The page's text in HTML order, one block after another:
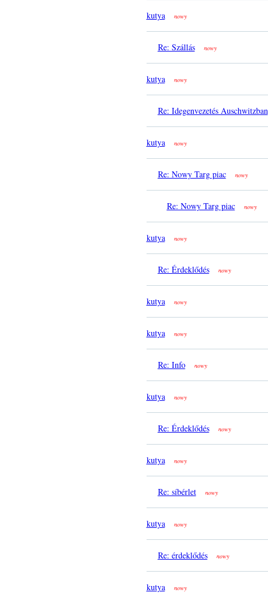
kutya nowy
Re: Szállás nowy
kutya nowy
Re: Idegenvezetés Auschwitzban
kutya nowy
Re: Nowy Targ piac nowy
Re: Nowy Targ piac nowy
kutya nowy
Re: Érdeklődés nowy
kutya nowy
kutya nowy
Re: Info nowy
kutya nowy
Re: Érdeklődés nowy
kutya nowy
Re: síbérlet nowy
kutya nowy
Re: érdeklődés nowy
kutya nowy